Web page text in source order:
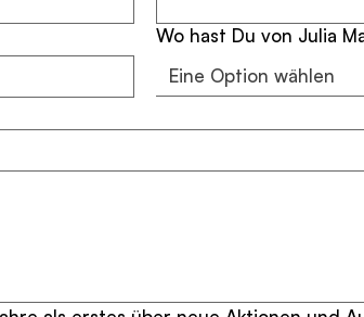
Wo hast Du von Julia
Eine Option wählen